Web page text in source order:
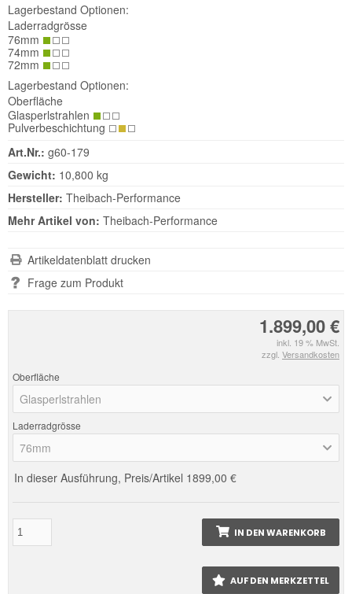
1.899,00 €
inkl. 19 % MwSt.
zzgl. Versandkosten
Oberfläche
Glasperlstrahlen
Laderradgrösse
76mm
In dieser Ausführung, Preis/Artikel 1899,00 €
IN DEN WARENKORB
AUF DEN MERKZETTEL
Lagerbestand Optionen:
Laderradgrösse
76mm
74mm
72mm
Lagerbestand Optionen:
Oberfläche
Glasperlstrahlen
Pulverbeschichtung
Art.Nr.: g60-179
Gewicht: 10,800 kg
Hersteller: Theibach-Performance
Mehr Artikel von: Theibach-Performance
Artikeldatenblatt drucken
Frage zum Produkt